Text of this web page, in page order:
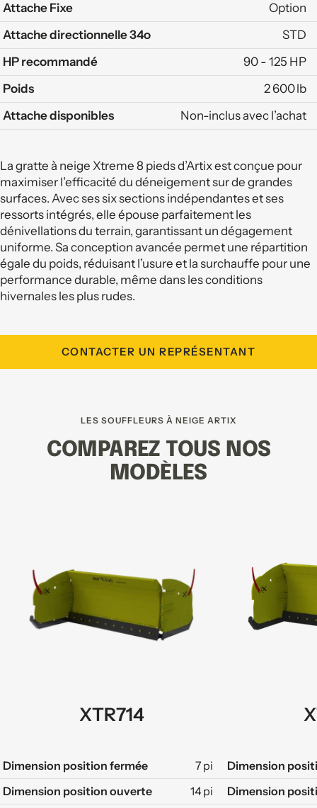
Attache Fixe
Option
Attache directionnelle 34o
STD
HP recommandé
90 - 125 HP
Poids
2 600 lb
Attache disponibles
Non-inclus avec l’achat
La gratte à neige Xtreme 8 pieds d’Artix est conçue pour
maximiser l’efficacité du déneigement sur de grandes
surfaces. Avec ses six sections indépendantes et ses
ressorts intégrés, elle épouse parfaitement les
dénivellations du terrain, garantissant un dégagement
uniforme. Sa conception avancée permet une répartition
égale du poids, réduisant l’usure et la surchauffe pour une
performance durable, même dans les conditions
hivernales les plus rudes.
CONTACTER UN REPRÉSENTANT
LES SOUFFLEURS À NEIGE ARTIX
COMPAREZ TOUS NOS
MODÈLES
XTR714
Dimension position fermée
7 pi
Dimension position ouverte
14 pi
Dimension
Dimension